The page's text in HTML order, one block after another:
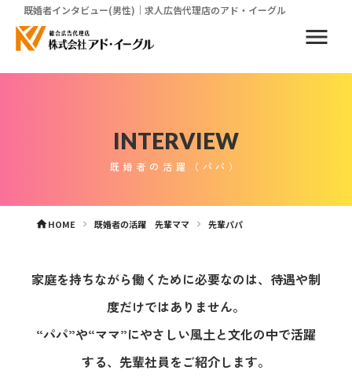
既婚者インタビュー(男性)｜求人広告代理店のアド・イーグル
INTERVIEW
既婚者の活躍（パパ）
homeHOME keyboard_arrow_right 既婚者の活躍 先輩ママ keyboard_arrow_right 先輩パパ
家庭を持ちながら働くために必要なのは、待遇や制
度だけではありません。
“パパ”や“ママ”にやさしい風土と文化の中で活躍
する、先輩社員をご紹介します。
menu